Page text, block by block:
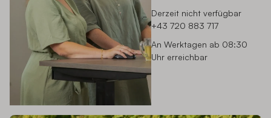
Derzeit nicht verfügbar
+43 720 883 717
An Werktagen ab 08:30
Uhr erreichbar